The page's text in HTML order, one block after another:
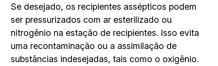
Se desejado, os recipientes assépticos podem
ser pressurizados com ar esterilizado ou
nitrogênio na estação de recipientes. Isso evita
uma recontaminação ou a assimilação de
substâncias indesejadas, tais como o oxigênio.